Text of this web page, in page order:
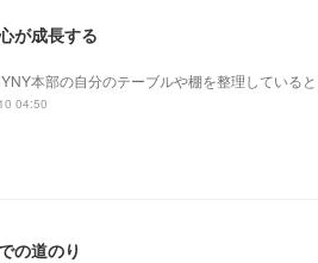
が成長する
本部の自分のテーブルや棚を整理している
04:50
の道のり